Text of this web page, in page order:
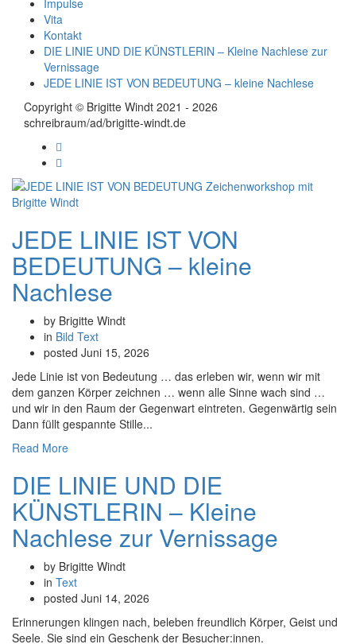
Impulse
Vita
Kontakt
DIE LINIE UND DIE KÜNSTLERIN – Kleine Nachlese zur
Vernissage
JEDE LINIE IST VON BEDEUTUNG – kleine Nachlese
Copyright © Brigitte Windt 2021 - 2026
schreibraum/ad/brigitte-windt.de
JEDE LINIE IST VON
BEDEUTUNG – kleine
Nachlese
by Brigitte Windt
in Bild Text
posted Juni 15, 2026
Jede Linie ist von Bedeutung … das erleben wir, wenn wir mit
dem ganzen Körper zeichnen … wenn alle Sinne wach sind …
und wir in den Raum der Gegenwart eintreten. Gegenwärtig sein
Dann füllt gespannte Stille...
Read More
DIE LINIE UND DIE
KÜNSTLERIN – Kleine
Nachlese zur Vernissage
by Brigitte Windt
in Text
posted Juni 14, 2026
Erinnerungen klingen nach, beleben freundlich Körper, Geist und
Seele. Sie sind ein Geschenk der Besucher:innen.